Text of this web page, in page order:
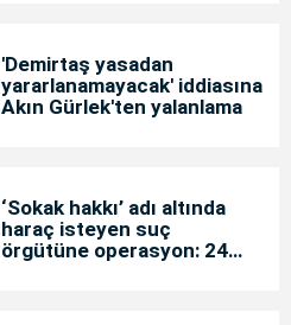
'Demirtaş yasadan
yararlanamayacak' iddiasına
Akın Gürlek'ten yalanlama
‘Sokak hakkı’ adı altında
haraç isteyen suç
örgütüne operasyon: 24